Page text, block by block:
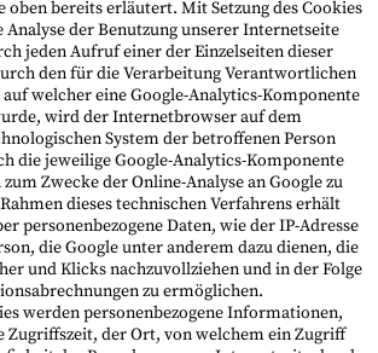
oben bereits erläutert. Mit Setzung des Cookies
Analyse der Benutzung unserer Internetseite
jeden Aufruf einer der Einzelseiten dieser
den für die Verarbeitung Verantwortlichen
welcher eine Google-Analytics-Komponente
wird der Internetbrowser auf dem
System der betroffenen Person
die jeweilige Google-Analytics-Komponente
Zwecke der Online-Analyse an Google zu
dieses technischen Verfahrens erhält
personenbezogene Daten, wie der IP-Adresse
die Google unter anderem dazu dienen, die
und Klicks nachzuvollziehen und in der Folge
zu ermöglichen.
werden personenbezogene Informationen,
Zugriffszeit, der Ort, von welchem ein Zugriff